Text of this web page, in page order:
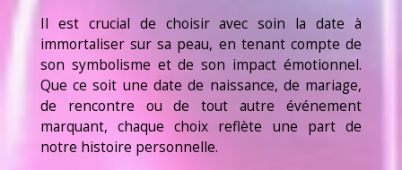
Il est crucial de choisir avec soin la date à
immortaliser sur sa peau, en tenant compte de
son symbolisme et de son impact émotionnel.
Que ce soit une date de naissance, de mariage,
de rencontre ou de tout autre événement
marquant, chaque choix reflète une part de
notre histoire personnelle.